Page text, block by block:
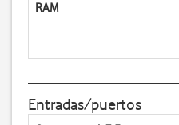
RAM
Entradas/puertos